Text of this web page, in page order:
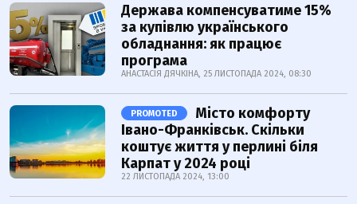
Держава компенсуватиме 15%
за купівлю українського
обладнання: як працює
програма
АНАСТАСІЯ ДЯЧКІНА, 25 ЛИСТОПАДА 2024, 08:30
PROMOTED
Місто комфорту
Івано-Франківськ. Скільки
коштує життя у перлині біля
Карпат у 2024 році
22 ЛИСТОПАДА 2024, 13:00